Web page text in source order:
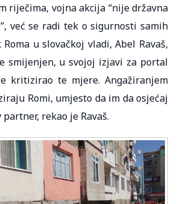
riječima, vojna akcija “nije državna
već se radi tek o sigurnosti samih
Roma u slovačkoj vladi, Abel Ravaš,
smijenjen, u svojoj izjavi za portal
kritizirao te mjere. Angažiranjem
Romi, umjesto da im da osjećaj
rekao je Ravaš.